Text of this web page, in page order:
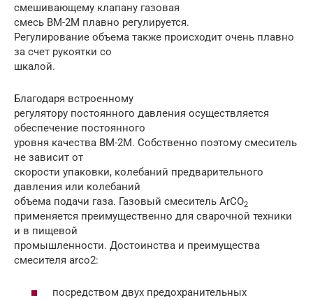
смешивающему клапану газовая
смесь ВМ-2М плавно регулируется.
Регулирование объема также происходит очень плавно
за счет рукоятки со
шкалой.
Благодаря встроенному
регулятору постоянного давления осуществляется
обеспечение постоянного
уровня качества ВМ-2М. Собственно поэтому смеситель
не зависит от
скорости упаковки, колебаний предварительного
давления или колебаний
объема подачи газа. Газовый смеситель ArCO2
применяется преимущественно для сварочной техники
и в пищевой
промышленности. Достоинства и преимущества
смесителя arco2:
посредством двух предохранительных